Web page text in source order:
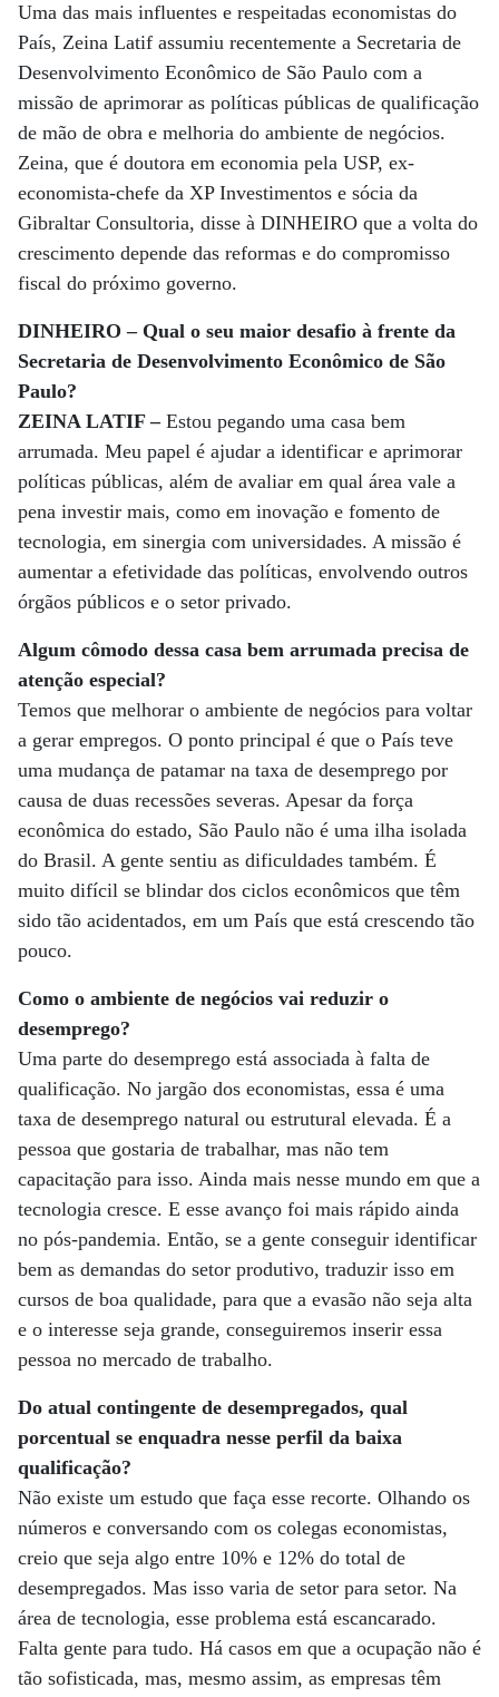
Uma das mais influentes e respeitadas economistas do
País, Zeina Latif assumiu recentemente a Secretaria de
Desenvolvimento Eco­nômico de São Paulo com a
missão de aprimorar as políticas públicas de qualificação
de mão de obra e melhoria do ambiente de negócios.
Zeina, que é doutora em economia pela USP, ex-
economista-chefe da XP Inves­timentos e sócia da
Gibraltar Con­sultoria, disse à DI­NHEIRO que a volta do
crescimento depende das reformas e do compromisso
fiscal do próximo governo.
DINHEIRO – Qual o seu maior desafio à frente da
Secretaria de Desenvolvimento Econô­mico de São
Paulo?
ZEINA LATIF –Estou pegando uma casa bem
arrumada. Meu papel é ajudar a identificar e aprimorar
políticas públicas, além de avaliar em qual área vale a
pena investir mais, como em inovação e fomento de
tecnologia, em sinergia com universidades. A missão é
aumentar a efetividade das políticas, envolvendo outros
órgãos públicos e o setor privado.
Algum cômodo dessa casa bem arrumada precisa de
atenção especial?
Temos que melhorar o ambiente de negócios para voltar
a gerar em­­pregos. O ponto principal é que o País teve
uma mudança de patamar na taxa de desemprego por
causa de duas recessões severas. Apesar da força
econômica do estado, São Paulo não é uma ilha isolada
do Brasil. A gente sentiu as dificuldades também. É
muito difícil se blindar dos ciclos econômicos que têm
sido tão acidentados, em um País que está crescendo tão
pouco.
Como o ambiente de negócios vai reduzir o
desemprego?
Uma parte do desemprego está associada à falta de
qualificação. No jargão dos economistas, essa é uma
taxa de desemprego natural ou estrutural elevada. É a
pessoa que gostaria de trabalhar, mas não tem
capacitação para isso. Ainda mais nesse mundo em que a
tecnologia cresce. E esse avanço foi mais rápido ainda
no pós-pandemia. Então, se a gente conseguir identificar
bem as demandas do setor produtivo, traduzir isso em
cursos de boa qualidade, para que a evasão não seja alta
e o interesse seja grande, conseguiremos inserir essa
pessoa no mercado de trabalho.
Do atual contingente de desempregados, qual
porcentual se enquadra nesse perfil da baixa
qualificação?
Não existe um estudo que faça esse recorte. Olhando os
números e conversando com os colegas economistas,
creio que seja algo entre 10% e 12% do total de
desempregados. Mas isso varia de setor para setor. Na
área de tecnologia, esse problema está escancarado.
Falta gente para tudo. Há casos em que a ocupação não é
tão sofisticada, mas, mesmo assim, as empresas têm